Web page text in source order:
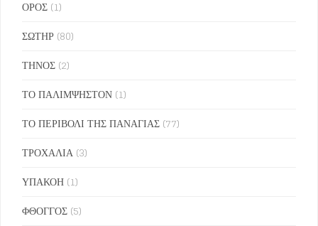
ΟΡΟΣ (1)
ΣΩΤΗΡ (80)
ΤΗΝΟΣ (2)
ΤΟ ΠΑΛΙΜΨΗΣΤΟΝ (1)
ΤΟ ΠΕΡΙΒΟΛΙ ΤΗΣ ΠΑΝΑΓΙΑΣ (77)
ΤΡΟΧΑΛΙΑ (3)
ΥΠΑΚΟΗ (1)
ΦΘΟΓΓΟΣ (5)